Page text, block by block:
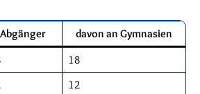
Abgänger
davon an Gymnasien
18
12